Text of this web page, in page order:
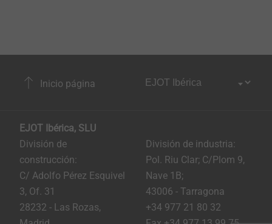
Inicio página
EJOT Ibérica, SLU
División de
construcción:
C/ Adolfo Pérez Esquivel
3, Of. 31
28232 - Las Rozas,
División de industria:
Pol. Riu Clar; C/Plom 9,
Nave 1B;
43006 - Tarragona
+34 977 21 80 32